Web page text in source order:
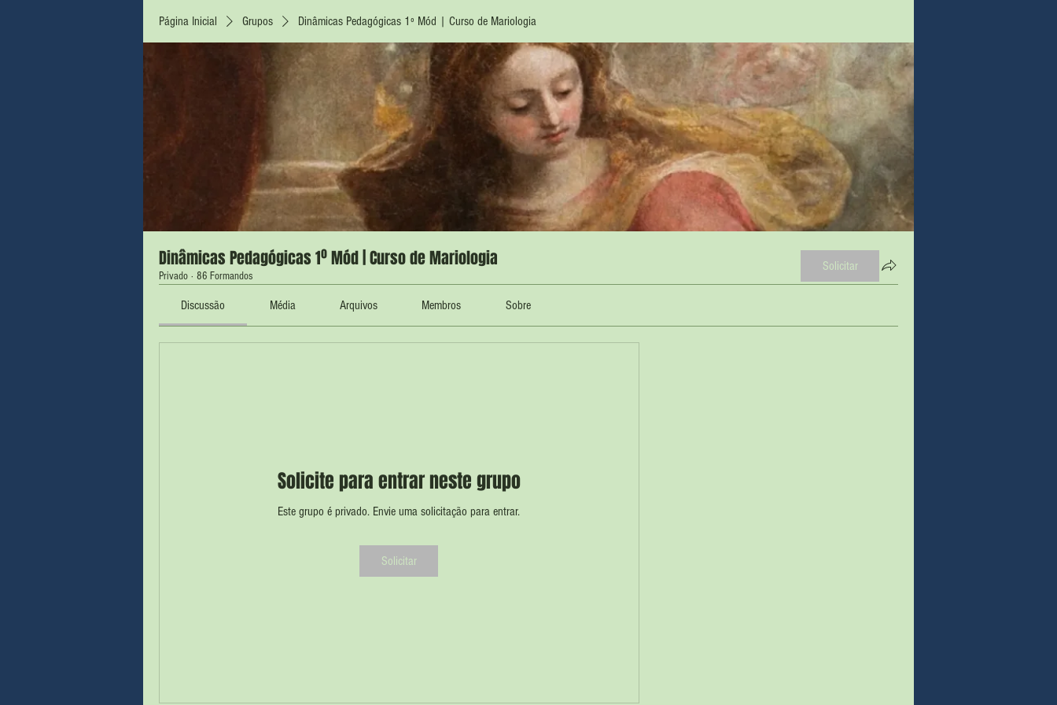
Página Inicial Grupos Dinâmicas Pedagógicas 1º Mód | Curso de Mariologia
Dinâmicas Pedagógicas 1º Mód | Curso de Mariologia
Privado · 86 Formandos
Solicitar
Discussão Média Arquivos Membros Sobre
Solicite para entrar neste grupo
Este grupo é privado. Envie uma solicitação para entrar.
Solicitar